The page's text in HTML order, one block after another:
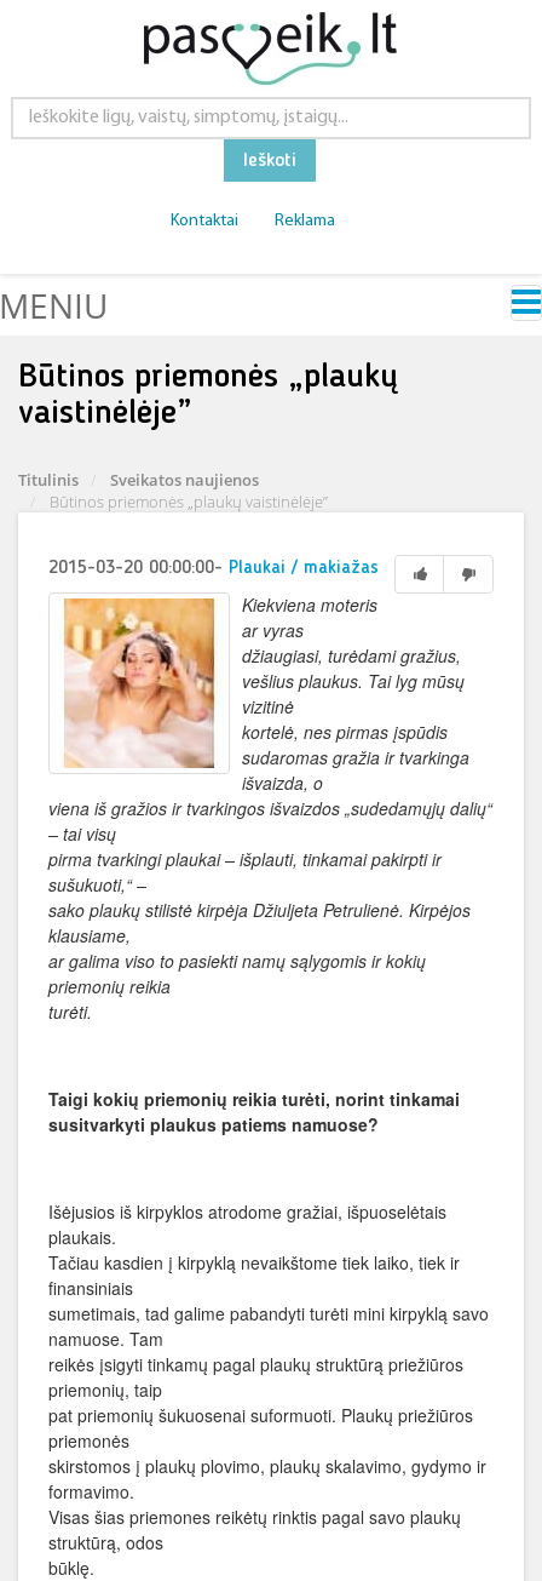
Ieškoti
Kontaktai Reklama
MENIU
Būtinos priemonės „plaukų
vaistinėlėje”
Titulinis
Sveikatos naujienos
Būtinos priemonės „plaukų vaistinėlėje”
2015-03-20 00:00:00- Plaukai / makiažas
Kiekviena moteris
ar vyras
džiaugiasi, turėdami gražius,
vešlius plaukus. Tai lyg mūsų
vizitinė
kortelė, nes pirmas įspūdis
sudaromas gražia ir tvarkinga
išvaizda, o
viena iš gražios ir tvarkingos išvaizdos „sudedamųjų dalių“
– tai visų
pirma tvarkingi plaukai – išplauti, tinkamai pakirpti ir
sušukuoti,“ –
sako plaukų stilistė kirpėja Džiuljeta Petrulienė. Kirpėjos
klausiame,
ar galima viso to pasiekti namų sąlygomis ir kokių
priemonių reikia
turėti.
Taigi kokių priemonių reikia turėti, norint tinkamai
susitvarkyti plaukus patiems namuose?
Išėjusios iš kirpyklos atrodome gražiai, išpuoselėtais
plaukais.
Tačiau kasdien į kirpyklą nevaikštome tiek laiko, tiek ir
finansiniais
sumetimais, tad galime pabandyti turėti mini kirpyklą savo
namuose. Tam
reikės įsigyti tinkamų pagal plaukų struktūrą priežiūros
priemonių, taip
pat priemonių šukuosenai suformuoti. Plaukų priežiūros
priemonės
skirstomos į plaukų plovimo, plaukų skalavimo, gydymo ir
formavimo.
Visas šias priemones reikėtų rinktis pagal savo plaukų
struktūrą, odos
būklę.